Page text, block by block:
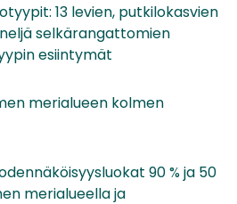
13 levien, putkilokasvien
selkärangattomien
esiintymät
merialueen kolmen
90 % ja 50
merialueella ja